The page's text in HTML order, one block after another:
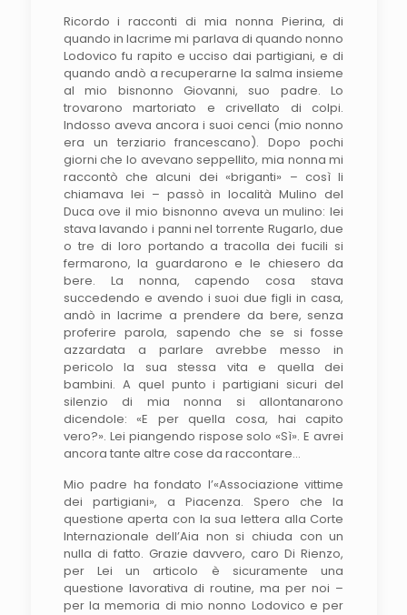
Ricordo i racconti di mia nonna Pierina, di
quando in lacrime mi parlava di quando nonno
Lodovico fu rapito e ucciso dai partigiani, e di
quando andò a recuperarne la salma insieme
al mio bisnonno Giovanni, suo padre. Lo
trovarono martoriato e crivellato di colpi.
Indosso aveva ancora i suoi cenci (mio nonno
era un terziario francescano). Dopo pochi
giorni che lo avevano seppellito, mia nonna mi
raccontò che alcuni dei «briganti» – così li
chiamava lei – passò in località Mulino del
Duca ove il mio bisnonno aveva un mulino: lei
stava lavando i panni nel torrente Rugarlo, due
o tre di loro portando a tracolla dei fucili si
fermarono, la guardarono e le chiesero da
bere. La nonna, capendo cosa stava
succedendo e avendo i suoi due figli in casa,
andò in lacrime a prendere da bere, senza
proferire parola, sapendo che se si fosse
azzardata a parlare avrebbe messo in
pericolo la sua stessa vita e quella dei
bambini. A quel punto i partigiani sicuri del
silenzio di mia nonna si allontanarono
dicendole: «E per quella cosa, hai capito
vero?». Lei piangendo rispose solo «Sì». E avrei
ancora tante altre cose da raccontare…
Mio padre ha fondato l’«Associazione vittime
dei partigiani», a Piacenza. Spero che la
questione aperta con la sua lettera alla Corte
Internazionale dell’Aia non si chiuda con un
nulla di fatto. Grazie davvero, caro Di Rienzo,
per Lei un articolo è sicuramente una
questione lavorativa di routine, ma per noi –
per la memoria di mio nonno Lodovico e per